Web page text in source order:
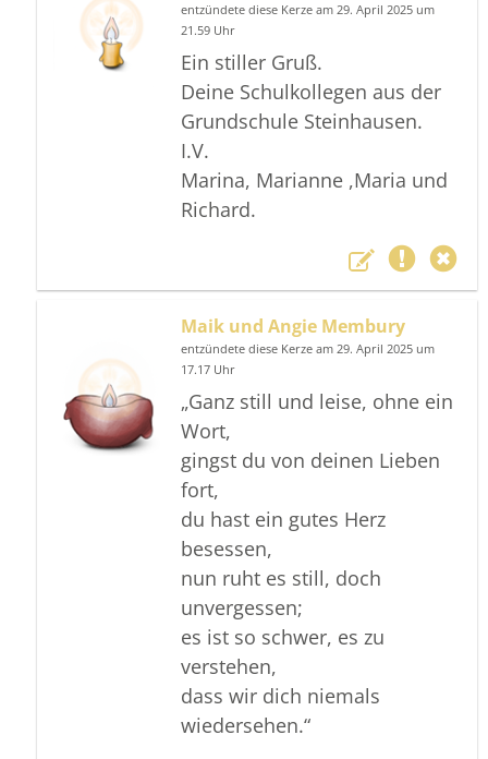
entzündete diese Kerze am 29. April 2025 um
21.59 Uhr
Ein stiller Gruß.
Deine Schulkollegen aus der
Grundschule Steinhausen.
I.V.
Marina, Marianne ,Maria und
Richard.
Maik und Angie Membury
entzündete diese Kerze am 29. April 2025 um
17.17 Uhr
„Ganz still und leise, ohne ein
Wort,
gingst du von deinen Lieben
fort,
du hast ein gutes Herz
besessen,
nun ruht es still, doch
unvergessen;
es ist so schwer, es zu
verstehen,
dass wir dich niemals
wiedersehen.“